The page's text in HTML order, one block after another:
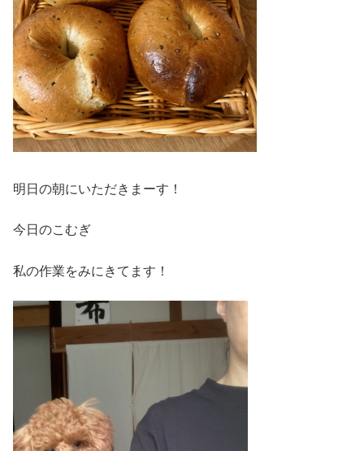
明日の朝にいただきまーす！
今日のこむぎ
私の作業をみにきてます！